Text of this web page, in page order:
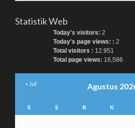
Statistik Web
Today's visitors: 2
Today's page views: : 2
Total visitors : 12,951
Total page views: 16,586
Agustus
S S R K
« Jul